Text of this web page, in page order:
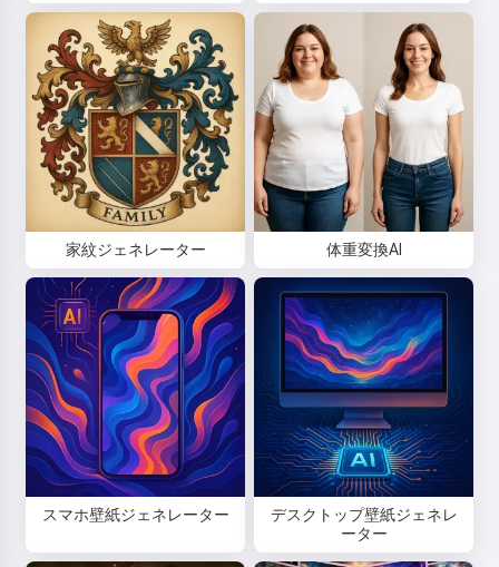
家紋ジェネレーター 体重変換AI
スマホ壁紙ジェネレーター
デスクトップ壁紙ジェネレ
ーター